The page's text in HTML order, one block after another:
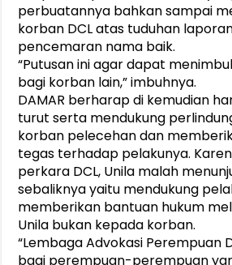
perbuatannya bahkan sampai
korban DCL atas tuduhan
pencemaran nama baik.
“Putusan ini agar dapat
bagi korban lain,” imbuhnya.
DAMAR berharap di kemudian
turut serta mendukung
korban pelecehan dan
tegas terhadap pelakunya.
perkara DCL, Unila malah
sebaliknya yaitu mendukung
memberikan bantuan hukum
Unila bukan kepada korban.
“Lembaga Advokasi Perempuan
bagi perempuan-perempuan